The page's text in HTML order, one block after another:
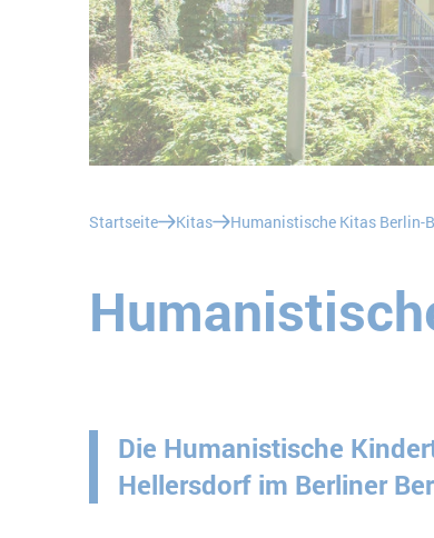
Sie befinden sich hier:
Startseite Kitas Humanistische Kitas Berlin-
Die Humanistische
Hellersdorf im Berliner